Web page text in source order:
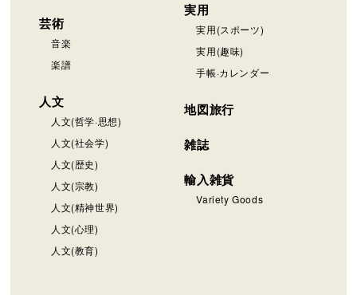
芸術
音楽
楽譜
人文
人文(哲学·思想)
人文(社会学)
人文(歴史)
人文(宗教)
人文(精神世界)
人文(心理)
人文(教育)
実用
実用(スポーツ)
実用(趣味)
手帳·カレンダー
地図旅行
雑誌
輸入雑貨
Variety Goods